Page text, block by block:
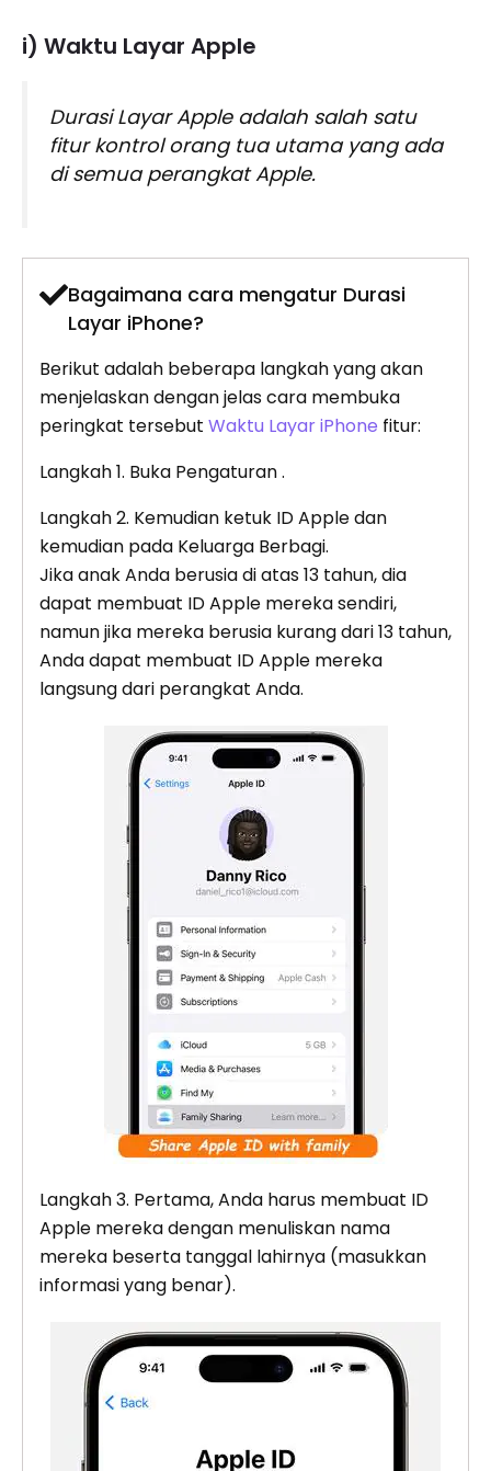
i) Waktu Layar Apple
Durasi Layar Apple adalah salah satu
fitur kontrol orang tua utama yang ada
di semua perangkat Apple.
Bagaimana cara mengatur Durasi
Layar iPhone?
Berikut adalah beberapa langkah yang akan
menjelaskan dengan jelas cara membuka
peringkat tersebut Waktu Layar iPhone fitur:
Langkah 1. Buka Pengaturan .
Langkah 2. Kemudian ketuk ID Apple dan
kemudian pada Keluarga Berbagi.
Jika anak Anda berusia di atas 13 tahun, dia
dapat membuat ID Apple mereka sendiri,
namun jika mereka berusia kurang dari 13 tahun,
Anda dapat membuat ID Apple mereka
langsung dari perangkat Anda.
Langkah 3. Pertama, Anda harus membuat ID
Apple mereka dengan menuliskan nama
mereka beserta tanggal lahirnya (masukkan
informasi yang benar).